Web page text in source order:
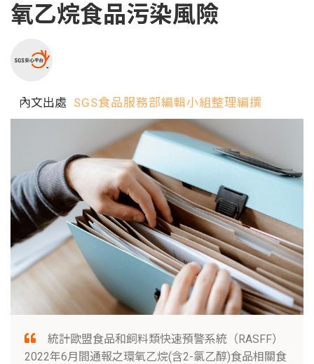
氧乙烷食品污染風險
內文出處 SGS食品服務部編輯小組整理編撰
統計歐盟食品和飼料類快速預警系統（RASFF）
2022年6月間通報之環氧乙烷(含2-氯乙醇)食品相關食